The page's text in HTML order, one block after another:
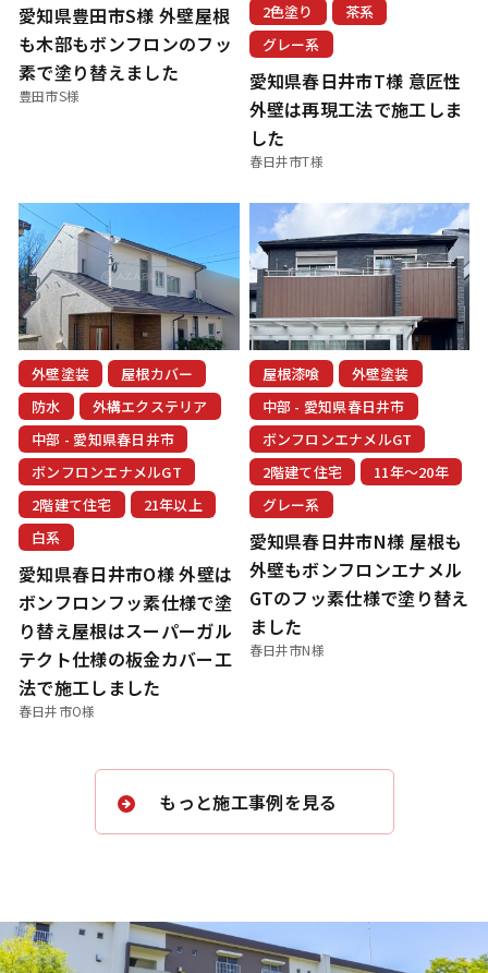
愛知県豊田市S様 外壁屋根
も木部もボンフロンのフッ
素で塗り替えました
豊田市S様
2色塗り
茶系
グレー系
愛知県春日井市T様 意匠性
外壁は再現工法で施工しま
した
春日井市T様
外壁塗装
屋根カバー
防水
外構エクステリア
中部 - 愛知県春日井市
ボンフロンエナメルGT
2階建て住宅
21年以上
白系
愛知県春日井市O様 外壁は
ボンフロンフッ素仕様で塗
り替え屋根はスーパーガル
テクト仕様の板金カバー工
法で施工しました
春日井市O様
屋根漆喰
外壁塗装
中部 - 愛知県春日井市
ボンフロンエナメルGT
2階建て住宅
11年〜20年
グレー系
愛知県春日井市N様 屋根も
外壁もボンフロンエナメル
GTのフッ素仕様で塗り替え
ました
春日井市N様
もっと施工事例を見る